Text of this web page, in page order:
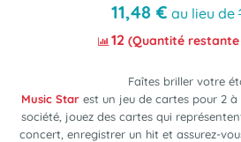
11,48 € au lieu de
12 (Quantité
Faîtes briller votre
Music Starest un jeu de cartes pour 2 à
société, jouez des cartes qui
concert, enregistrer un hit et assurez-